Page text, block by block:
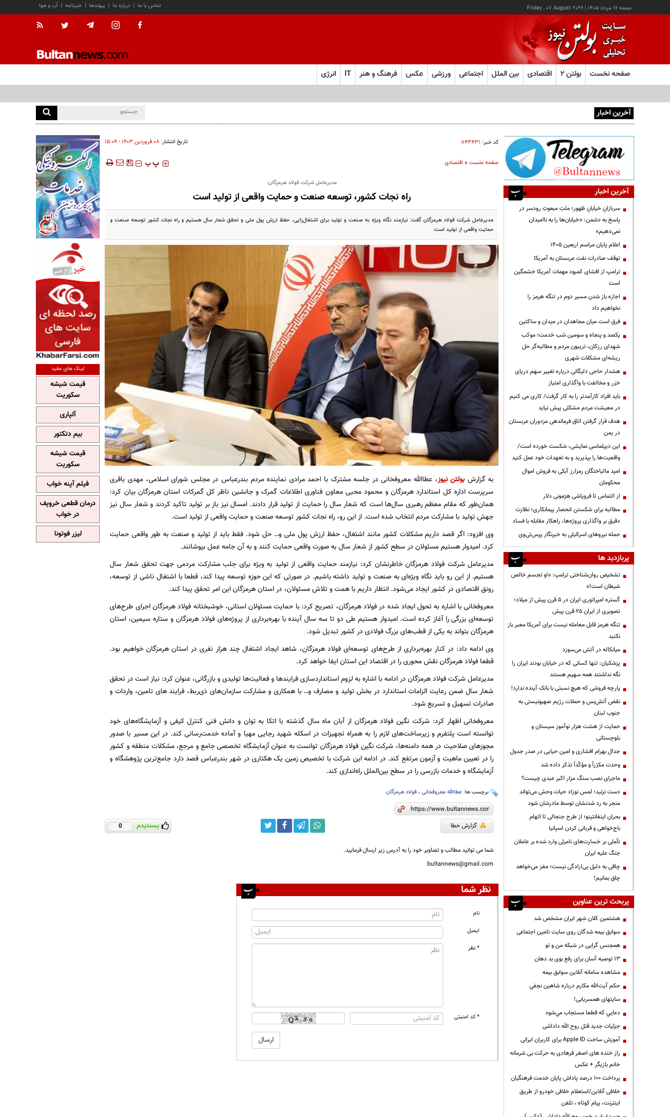
جمعه ۱۶ مرداد ۱۴۰۵ |
Friday , 07 August 2026 آب و هوا | خبرنامه | پیوندها | درباره ما | تماس با ما
صفحه نخست بولتن ۲ اقتصادی بین الملل اجتماعی ورزشی عکس فرهنگ و هنر IT انرژی
آخرین اخبار
کد خبر: ۸۴۳۴۳۱ تاریخ انتشار: ۰۸ فروردين ۱۴۰۳ - ۱۵:۰۹
صفحه نخست» اقتصادی ‍‍‍ پ پ
مدیرعامل شرکت فولاد هرمزگان:
راه نجات کشور، توسعه صنعت و حمایت واقعی از تولید است
مدیرعامل شرکت فولاد هرمزگان گفت: نیازمند نگاه ویژه به صنعت و تولید برای اشتغال‌زایی، حفظ ارزش پول ملی و تحقق شعار سال هستیم و راه نجات کشور توسعه صنعت و
حمایت واقعی از تولید است.
به گزارش بولتن نیوز، عطاالله معروفخانی در جلسه مشترک با احمد مرادی نماینده مردم بندرعباس در مجلس شورای اسلامی، مهدی باقری
سرپرست اداره کل استاندارد هرمزگان و محمود محبی معاون فناوری اطلاعات گمرک و جانشین ناظر کل گمرکات استان هرمزگان بیان کرد:
همان‌طور که مقام معظم رهبری سال‌ها است که شعار سال را حمایت از تولید قرار دادند. امسال نیز باز بر تولید تاکید کردند و شعار سال نیز
جهش تولید با مشارکت مردم انتخاب شده است. از این رو، راه نجات کشور توسعه صنعت و حمایت واقعی از تولید است.
وی افزود: اگر قصد داریم مشکلات کشور مانند اشتغال، حفظ ارزش پول ملی و… حل شود. فقط باید از تولید و صنعت به طور واقعی حمایت
کرد. امیدوار هستیم مسئولان در سطح کشور از شعار سال به صورت واقعی حمایت کنند و به آن جامه عمل بپوشانند.
مدیرعامل شرکت فولاد هرمزگان خاطرنشان کرد: نیازمند حمایت واقعی از تولید به ویژه برای جلب مشارکت مردمی جهت تحقق شعار سال
هستیم. از این رو باید نگاه ویژه‌ای به صنعت و تولید داشته باشیم. در صورتی که این حوزه توسعه پیدا کند، قطعا با اشتغال ناشی از توسعه،
رونق اقتصادی در کشور ایجاد می‌شود. انتظار داریم با همت و تلاش مسئولان، در استان هرمزگان این امر تحقق پیدا کند.
معروفخانی با اشاره به تحول ایجاد شده در فولاد هرمزگان، تصریح کرد: با حمایت مسئولان استانی، خوشبختانه فولاد هرمزگان اجرای طرح‌های
توسعه‌ای بزرگی را آغاز کرده است. امیدوار هستیم طی دو تا سه سال آینده با بهره‌برداری از پروژه‌های فولاد هرمزگان و ستاره سیمین، استان
هرمزگان بتواند به یکی از قطب‌های بزرگ فولادی در کشور تبدیل شود.
وی ادامه داد: در کنار بهره‌برداری از طرح‌‌های توسعه‌ای فولاد هرمزگان، شاهد ایجاد اشتغال چند هزار نفری در استان هرمزگان خواهیم بود.
قطعا فولاد هرمزگان نقش محوری را در اقتصاد این استان ایفا خواهد کرد.
مدیرعامل شرکت فولاد هرمزگان در ادامه با اشاره به لزوم استانداردسازی فرایندها و فعالیت‌ها تولیدی و بازرگانی، عنوان کرد: نیاز است در تحقق
شعار سال ضمن رعایت الزامات استاندارد در بخش تولید و مصارف و… با همکاری و مشارکت سازمان‌های ذی‌ربط، فرایند های تامین، واردات و
صادرات تسهیل و تسریع شود.
معروفخانی اظهار کرد: شرکت نگین فولاد هرمزگان از آبان ماه سال گذشته با اتکا به توان و دانش فنی کنترل کیفی و آزمایشگاه‌های خود
توانسته است پلتفرم و زیرساخت‌های لازم را به همراه تجهیزات در اسکله شهید رجایی مهیا و آماده خدمت‌رسانی کند. در این مسیر با صدور
مجوزهای صلاحیت در همه دامنه‌ها، شرکت نگین فولاد هرمزگان توانست به عنوان آزمایشگاه تخصصی جامع و مرجع، مشکلات منطقه و کشور
را در تعیین ماهیت و آزمون مرتفع کند. در ادامه این شرکت با تخصیص زمین یک هکتاری در شهر بندرعباس قصد دارد جامع‌ترین پژوهشگاه و
آزمایشگاه و خدمات بازرسی را در سطح بین‌الملل راه‌اندازی کند.
برچسب ها: عطاالله معروفخانی، فولاد هرمزگان
گزارش خطا پسندیدم 0
شما می توانید مطالب و تصاویر خود را به آدرس زیر ارسال فرمایید.
bultannews@gmail.com
نظر شما
نام
ایمیل
* نظر
* کد امنیتی
آخرین اخبار
سربازانِ خیابانِ ظهور؛ ملتِ مبعوثِ رودسر در
پاسخ به دشمن: «خیابان‌ها را به ناامیدان
نمی‌دهیم»
اعلام پایان مراسم اربعین ۱۴۰۵
توقف صادرات نفت عربستان به آمریکا
ترامپ از افشای کمبود مهمات آمریکا خشمگین
است
اجازه باز شدن مسیر دوم در تنگه هرمز را
نخواهیم داد
فرق است میان مجاهدان در میدان و ساکتین
یکصد و پنجاه و سومین شب خدمت؛ موکب
شهدای رزکان، تریبون مردم و مطالبه‌گر حل
ریشه‌ای مشکلات شهری
هشدار حاجی دلیگانی درباره تغییر سهم دریای
خزر و مخالفت با واگذاری امتیاز
باید افراد کارآمدتر را به کار گرفت/ کاری می کنیم
در معیشت مردم مشکلی پیش نیاید
هدف قرار گرفتن اتاق‌ فرماندهی مزدوران عربستان
در یمن
این دیپلماسی نمایشی، شکست خورده است/
واقعیت‌ها را بپذیرید و به تعهدات خود عمل کنید
امید مالباختگان رمزارز آبکی به فروش اموال
محکومان
از التماس تا فروپاشی هژمونی دلار
مطالبه برای شکستن انحصار پیمانکاری؛ نظارت
دقیق بر واگذاری پروژه‌ها، راهکار مقابله با فساد
حمله نیروهای اسرائیلی به خبرنگار پرس‌تی‌وی
پربازدید ها
تشخیص روان‌شناختی ترامپ: «او تجسم خالص
شیطان است!»
گستره امپراتوری ایران در ۵ قرن پیش از میلاد؛
تصویری از ایران ۲۵ قرن پیش
تنگه هرمز قابل معامله نیست برای آمریکا معبر باز
نکنید
میانکاله در آتش می‌سوزد
پزشکیان: تنها کسانی که در خیابان بودند ایران را
نگه نداشتند همه سهیم هستند
پارچه فروشی که هیچ نسبتی با بانک آینده ندارد!
نقض آتش‌بس و حملات رژیم صهیونیستی به
جنوب لبنان
حمایت از هشت هزار نوآموز سیستان و
بلوچستانی
جدال بهرام افشاری و امین حیایی در صدر جدول
وحدت مکرّراً و مؤکّداً تذکر داده شد
ماجرای نصب سنگ مزار اکبر عبدی چیست؟
دست نزنید؛ لمس نوزاد حیات وحش می‌تواند
منجر به رد شدنشان توسط مادرشان شود
بحران اینفانتینو؛ از طرح جنجالی تا اتهام
باج‌خواهی و قربانی کردن اسپانیا
تأملی بر خسارت‌های نامرئی وارد شده بر عاملان
جنگ علیه ایران
چاقی به دلیل بی‌ارادگی نیست؛ مغز می‌خواهد
چاق بمانیم!
پربحث ترین عناوین
هشتمین کلان شهر ایران مشخص شد
سوابق بیمه شدگان روی سایت تامین اجتماعی
همجنس گرایی در شبکه من و تو
13 توصیه آسان برای رفع بوی بد دهان
مشاهده سامانه آنلاين سوابق بیمه
حكم آيت‌الله مكارم درباره شاهين نجفي
سایتهای همسریابی!
دعايي كه قطعا مستجاب مي‌شود
جزئیات جدید قتل روح الله داداشی
آموزش ساخت Apple ID برای کاربران ایرانی
راز خنده های اصغر فرهادی به حرکت بی شرمانه
خانم بازیگر + عکس
پرداخت ۱۰۰ درصد پاداش پایان خدمت فرهنگیان
خلافی آنلاین/استعلام خلافی خودرو از طریق
اینترنت، پیام کوتاه ، تلفن
لینک های مفید
قیمت شیشه
سکوریت
آلپاری
بیم دتکتور
قیمت شیشه
سکوریت
فیلم آپنه خواب
درمان قطعی خروپف
در خواب
لیزر فوتونا